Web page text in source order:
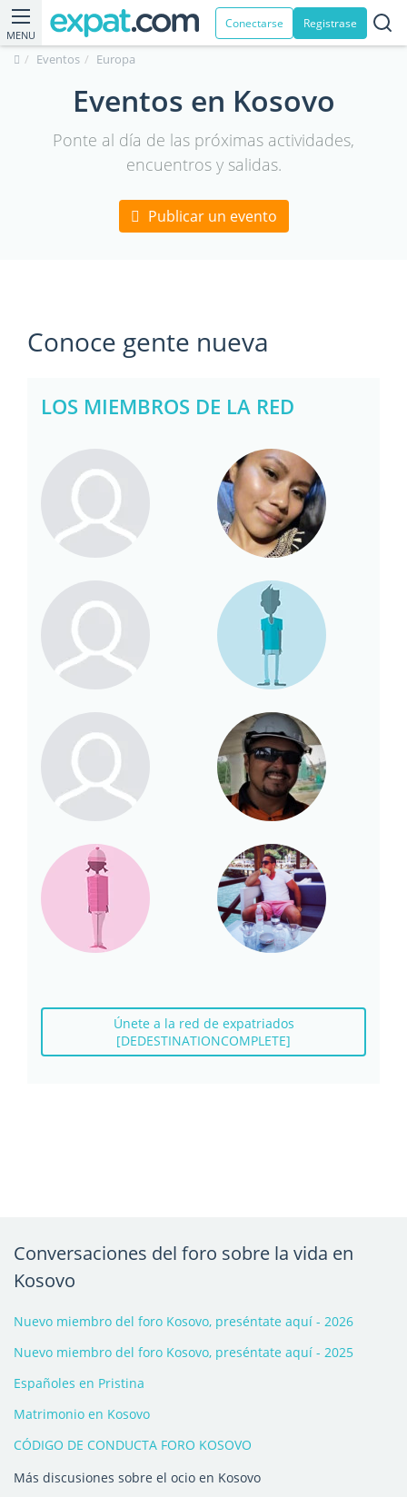
MENU
Conectarse Registrase
Eventos Europa
Eventos en Kosovo
Ponte al día de las próximas actividades,
encuentros y salidas.
Publicar un evento
Conoce gente nueva
LOS MIEMBROS DE LA RED
Únete a la red de expatriados
[DEDESTINATIONCOMPLETE]
Conversaciones del foro sobre la vida en
Kosovo
Nuevo miembro del foro Kosovo, preséntate aquí - 2026
Nuevo miembro del foro Kosovo, preséntate aquí - 2025
Españoles en Pristina
Matrimonio en Kosovo
CÓDIGO DE CONDUCTA FORO KOSOVO
Más discusiones sobre el ocio en Kosovo